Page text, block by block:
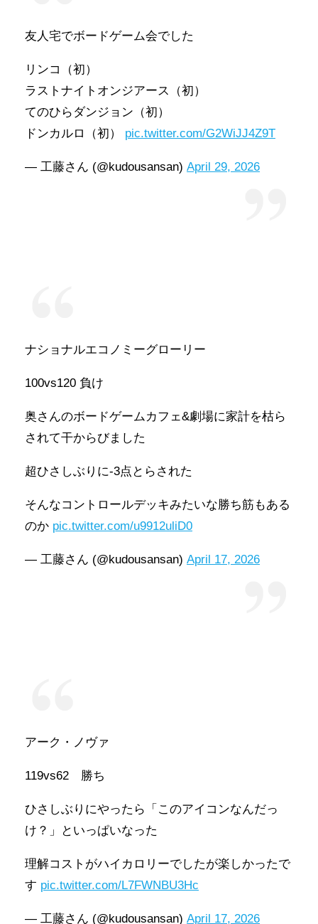
友人宅でボードゲーム会でした
リンコ（初）
ラストナイトオンジアース（初）
てのひらダンジョン（初）
ドンカルロ（初） pic.twitter.com/G2WiJJ4Z9T
— 工藤さん (@kudousansan) April 29, 2026
ナショナルエコノミーグローリー
100vs120 負け
奥さんのボードゲームカフェ&劇場に家計を枯ら
されて干からびました
超ひさしぶりに-3点とらされた
そんなコントロールデッキみたいな勝ち筋もある
のか pic.twitter.com/u9912uliD0
— 工藤さん (@kudousansan) April 17, 2026
アーク・ノヴァ
119vs62 勝ち
ひさしぶりにやったら「このアイコンなんだっ
け？」といっぱいなった
理解コストがハイカロリーでしたが楽しかったで
す pic.twitter.com/L7FWNBU3Hc
— 工藤さん (@kudousansan) April 17, 2026